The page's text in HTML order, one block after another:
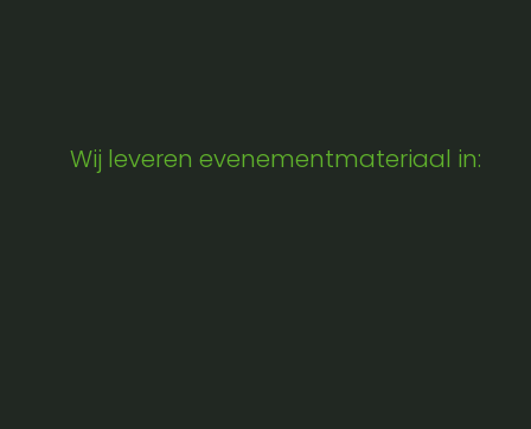
Wij leveren evenementmateriaal in: